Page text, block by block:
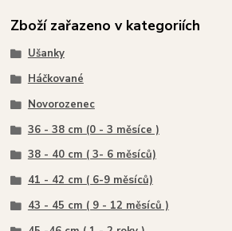
Zboží zařazeno v kategoriích
Ušanky
Háčkované
Novorozenec
36 - 38 cm (0 - 3 měsíce )
38 - 40 cm ( 3- 6 měsíců)
41 - 42 cm ( 6-9 měsíců)
43 - 45 cm ( 9 - 12 měsíců )